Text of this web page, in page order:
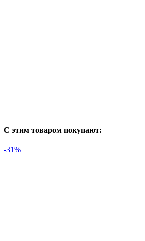
С этим товаром покупают:
-31%